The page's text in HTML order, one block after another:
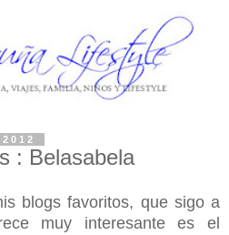
: Belasabela
blogs favoritos, que sigo a
muy interesante es el